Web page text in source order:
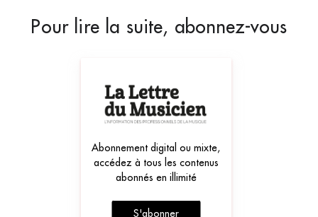
Pour lire la suite, abonnez-vous
Abonnement digital ou mixte,
accédez à tous les contenus
abonnés en illimité
S'abonner